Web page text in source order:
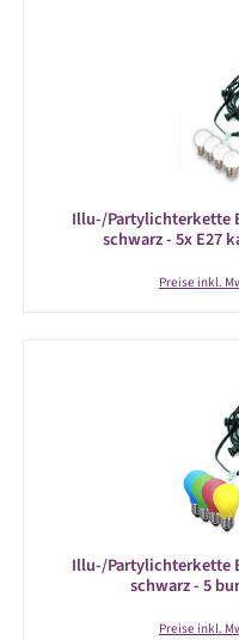
Illu-/Partylichterkette
schwarz - 5x E27
Preise inkl.
Illu-/Partylichterkette
schwarz - 5
Preise inkl.